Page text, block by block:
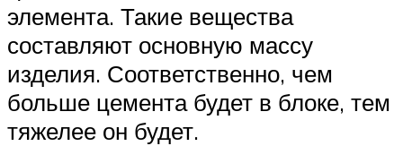
элемента. Такие вещества
составляют основную массу
изделия. Соответственно, чем
больше цемента будет в блоке, тем
тяжелее он будет.